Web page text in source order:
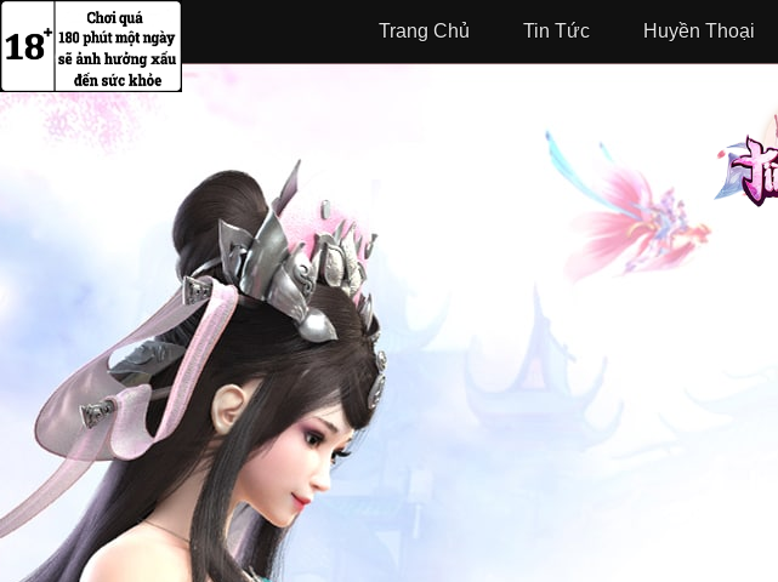
Trang Chủ Tin Tức Huyền Thoại